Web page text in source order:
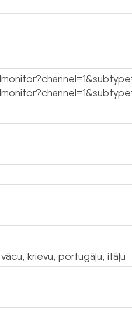
krievu, portugāļu, itāļu